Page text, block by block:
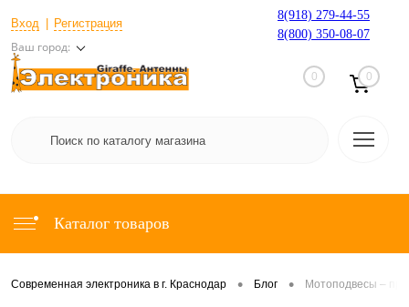
Вход Регистрация
Ваш город:
8(918) 279-44-55
8(800) 350-08-07
0 0
Каталог товаров
Современная электроника в г. Краснодар • Блог • Мотоподвесы –